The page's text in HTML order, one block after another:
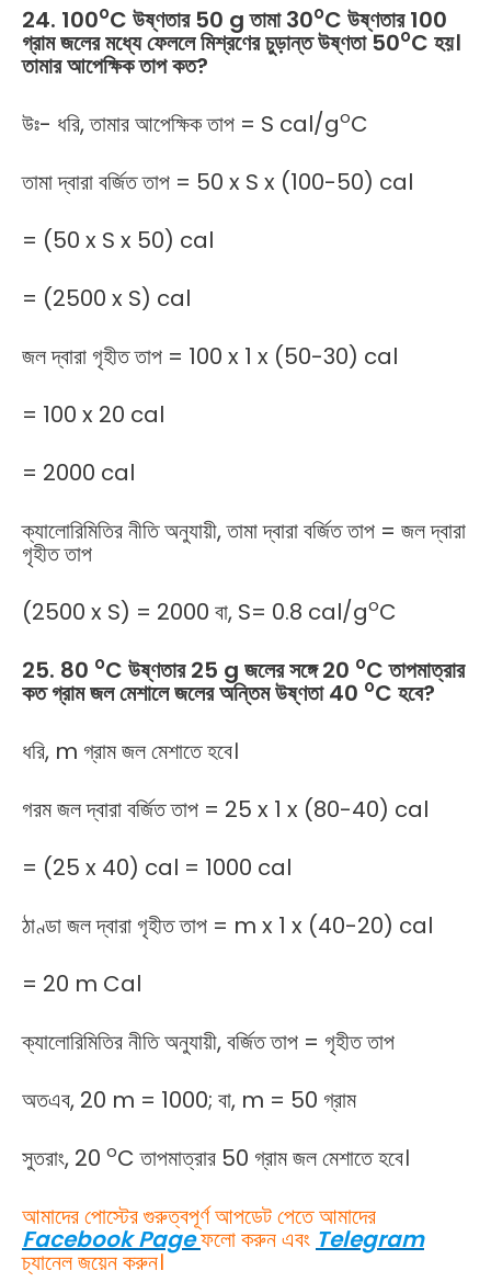
24. 100oC উষ্ণতার 50 g তামা 30oC উষ্ণতার 100
গ্রাম জলের মধ্যে ফেললে মিশ্রণের চুড়ান্ত উষ্ণতা 50oC হয়।
তামার আপেক্ষিক তাপ কত?
উঃ- ধরি, তামার আপেক্ষিক তাপ = S cal/goC
তামা দ্বারা বর্জিত তাপ = 50 x S x (100-50) cal
= (50 x S x 50) cal
= (2500 x S) cal
জল দ্বারা গৃহীত তাপ = 100 x 1 x (50-30) cal
= 100 x 20 cal
= 2000 cal
ক্যালোরিমিতির নীতি অনুযায়ী, তামা দ্বারা বর্জিত তাপ = জল দ্বারা
গৃহীত তাপ
(2500 x S) = 2000 বা, S= 0.8 cal/goC
25. 80 oC উষ্ণতার 25 g জলের সঙ্গে 20 oC তাপমাত্রার
কত গ্রাম জল মেশালে জলের অন্তিম উষ্ণতা 40 oC হবে?
ধরি, m গ্রাম জল মেশাতে হবে।
গরম জল দ্বারা বর্জিত তাপ = 25 x 1 x (80-40) cal
= (25 x 40) cal = 1000 cal
ঠাণ্ডা জল দ্বারা গৃহীত তাপ = m x 1 x (40-20) cal
= 20 m Cal
ক্যালোরিমিতির নীতি অনুযায়ী, বর্জিত তাপ = গৃহীত তাপ
অতএব, 20 m = 1000; বা, m = 50 গ্রাম
সুতরাং, 20 oC তাপমাত্রার 50 গ্রাম জল মেশাতে হবে।
আমাদের পোস্টের গুরুত্বপূর্ণ আপডেট পেতে আমাদের
Facebook Pageফলো করুন এবং Telegram
চ্যানেল জয়েন করুন।